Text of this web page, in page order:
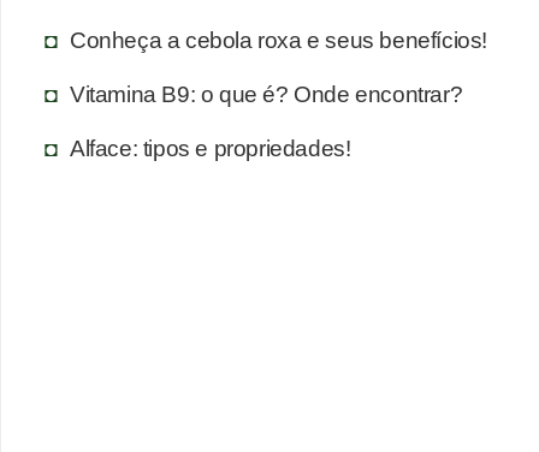
Conheça a cebola roxa e seus benefícios!
Vitamina B9: o que é? Onde encontrar?
Alface: tipos e propriedades!